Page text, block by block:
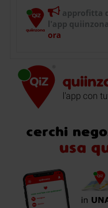
approfitta
l'app quiinzona
ora